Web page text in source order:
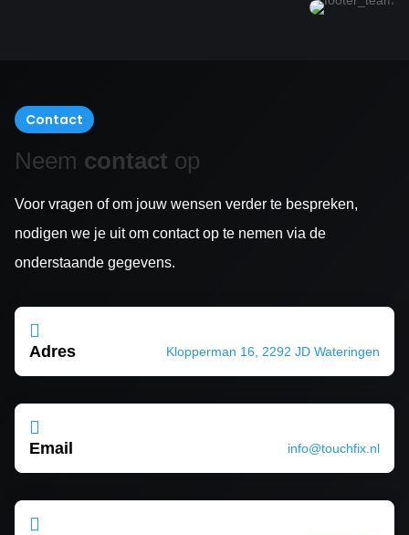
Contact
Neem contact op
Voor vragen of om jouw wensen verder te bespreken,
nodigen we je uit om contact op te nemen via de
onderstaande gegevens.

Adres Klopperman 16, 2292 JD Wateringen

Email info@touchfix.nl
